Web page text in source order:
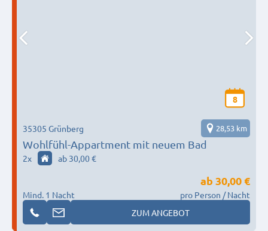
8
Wohlfühl-Appartment mit neuem Bad
35305 Grünberg 28,53 km
2x ab 30,00 €
Mind. 1 Nacht
ab 30,00 €
pro Person / Nacht
ZUM ANGEBOT